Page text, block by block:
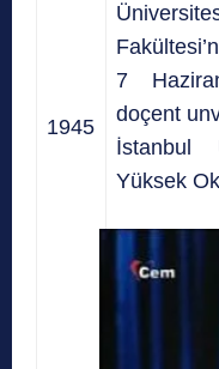
1945
7
doçent
İstanbul
Yüksek